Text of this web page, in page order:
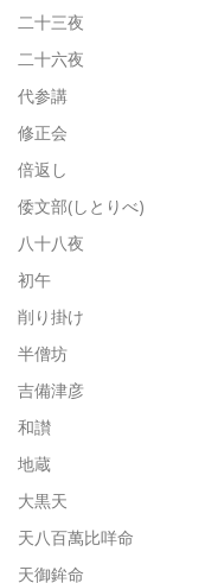
二十三夜
二十六夜
代参講
修正会
倍返し
倭文部(しとりべ)
八十八夜
初午
削り掛け
半僧坊
吉備津彦
和讃
地蔵
大黒天
天八百萬比咩命
天御鉾命